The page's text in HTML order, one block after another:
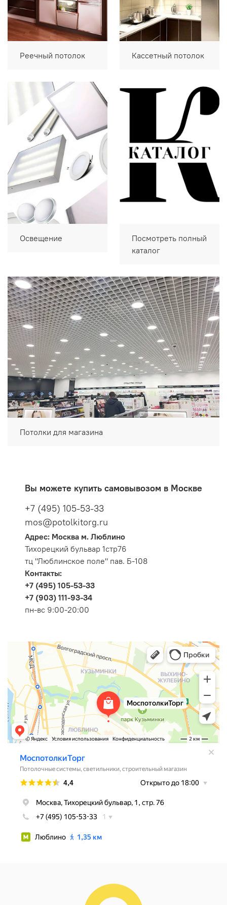
Реечный потолок Кассетный потолок
Освещение
Посмотреть полный
каталог
Потолки для магазина
Вы можете купить самовывозом в Москве
+7 (495) 105-53-33
mos@potolkitorg.ru
Адрес: Москва м. Люблино
Тихорецкий бульвар 1стр76
тц "Люблинское поле" пав. Б-108
Контакты:
+7 (495) 105-53-33
+7 (903) 111-93-34
пн-вс 9:00-20:00